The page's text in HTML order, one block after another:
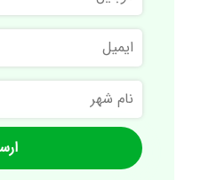
ایمیل
نام
شهر